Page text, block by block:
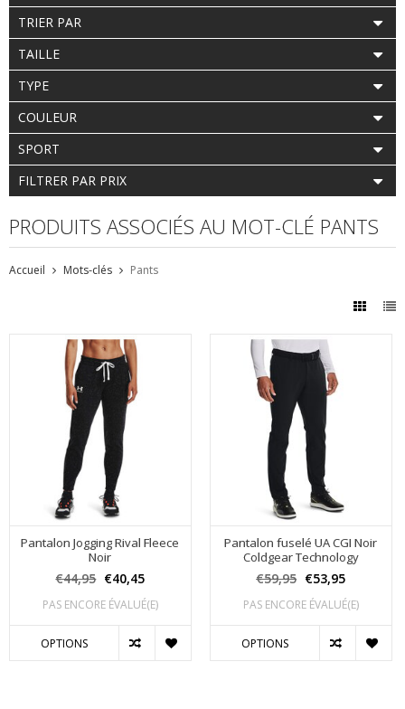
TRIER PAR
TAILLE
TYPE
COULEUR
SPORT
FILTRER PAR PRIX
PRODUITS ASSOCIÉS AU MOT-CLÉ PANTS
Accueil Mots-clés Pants
Pantalon Jogging Rival Fleece
Noir
€44,95 €40,45
PAS ENCORE ÉVALUÉ(E)
OPTIONS
Pantalon fuselé UA CGI Noir
Coldgear Technology
€59,95 €53,95
PAS ENCORE ÉVALUÉ(E)
OPTIONS